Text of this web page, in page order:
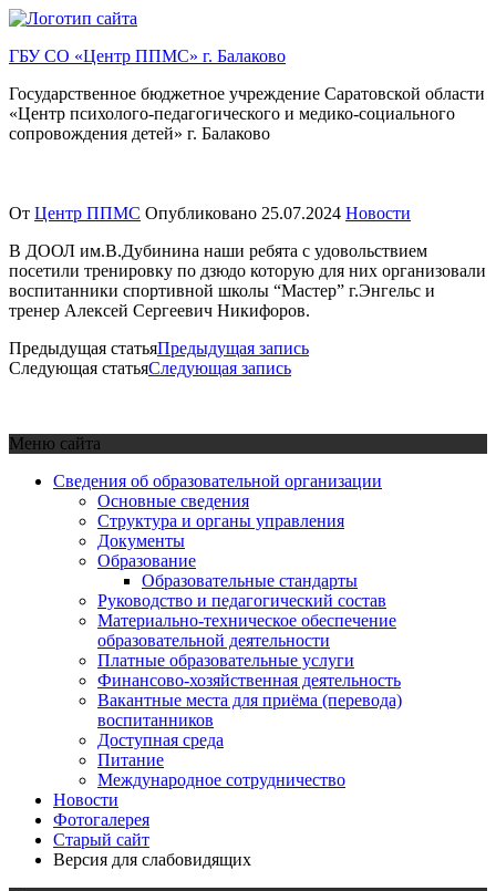
Перейти
содержимому
ГБУ СО «Центр ППМС» г. Балаково
Государственное бюджетное учреждение Саратовской области
«Центр психолого-педагогического и медико-социального
сопровождения детей» г. Балаково
От Центр ППМС Опубликовано 25.07.2024 Новости
В ДООЛ им.В.Дубинина наши ребята с удовольствием
посетили тренировку по дзюдо которую для них организовали
воспитанники спортивной школы “Мастер” г.Энгельс и
тренер Алексей Сергеевич Никифоров.
Предыдущая статьяПредыдущая запись
Следующая статьяСледующая запись
Меню сайта
Сведения об образовательной организации
Основные сведения
Структура и органы управления
Документы
Образование
Образовательные стандарты
Руководство и педагогический состав
Материально-техническое обеспечение
образовательной деятельности
Платные образовательные услуги
Финансово-хозяйственная деятельность
Вакантные места для приёма (перевода)
воспитанников
Доступная среда
Питание
Международное сотрудничество
Новости
Фотогалерея
Старый сайт
Версия для слабовидящих